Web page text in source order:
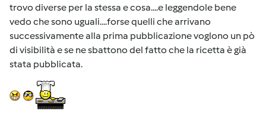
trovo diverse per la stessa e cosa....e leggendole bene
vedo che sono uguali....forse quelli che arrivano
successivamente alla prima pubblicazione voglono un pò
di visibilità e se ne sbattono del fatto che la ricetta è già
stata pubblicata.